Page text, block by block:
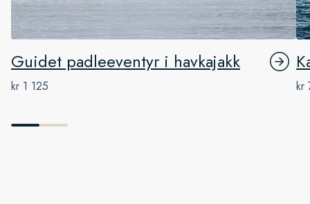
Guidet padleeventyr i havkajakk
kr 1 125 kr